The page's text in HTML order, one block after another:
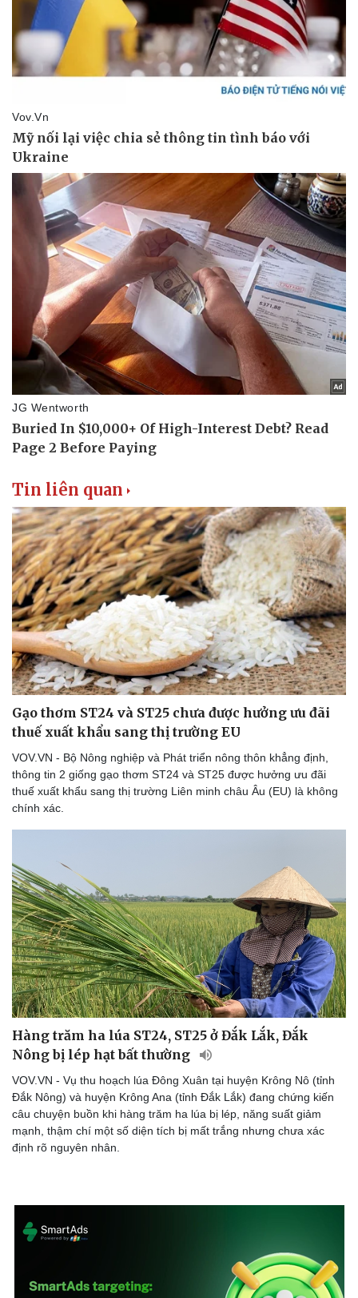
Thể thao
Bóng đá
Lịch thi đấu bóng đá
Thế giới thể thao
eSports
Hậu trường
Ô tô
Tư vấn
Doanh nghiệp
Doanh nhân
Tin Công nghệ
Trải nghiệm
Tin liên quan
Gạo thơm ST24 và ST25 chưa được hưởng ưu đãi
thuế xuất khẩu sang thị trường EU
VOV.VN - Bộ Nông nghiệp và Phát triển nông thôn khẳng định,
thông tin 2 giống gạo thơm ST24 và ST25 được hưởng ưu đãi
thuế xuất khẩu sang thị trường Liên minh châu Âu (EU) là không
chính xác.
Hàng trăm ha lúa ST24, ST25 ở Đắk Lắk, Đắk
Nông bị lép hạt bất thường
VOV.VN - Vụ thu hoạch lúa Đông Xuân tại huyện Krông Nô (tỉnh
Đắk Nông) và huyện Krông Ana (tỉnh Đắk Lắk) đang chứng kiến
câu chuyện buồn khi hàng trăm ha lúa bị lép, năng suất giảm
mạnh, thậm chí một số diện tích bị mất trắng nhưng chưa xác
định rõ nguyên nhân.